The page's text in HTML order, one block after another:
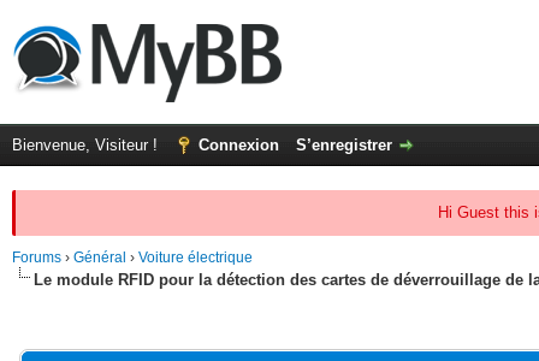
Bienvenue, Visiteur ! Connexion S’enregistrer
Hi Guest this
Forums › Général › Voiture électrique
Le module RFID pour la détection des cartes de déverrouillage de